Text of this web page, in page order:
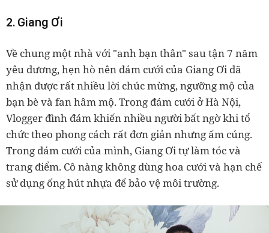
2. Giang Ơi
Về chung một nhà với "anh bạn thân" sau tận 7 năm
yêu đương, hẹn hò nên đám cưới của Giang Ơi đã
nhận được rất nhiều lời chúc mừng, ngưỡng mộ của
bạn bè và fan hâm mộ. Trong đám cưới ở Hà Nội,
Vlogger đình đám khiến nhiều người bất ngờ khi tổ
chức theo phong cách rất đơn giản nhưng ấm cúng.
Trong đám cưới của mình, Giang Ơi tự làm tóc và
trang điểm. Cô nàng không dùng hoa cưới và hạn chế
sử dụng ống hút nhựa để bảo vệ môi trường.